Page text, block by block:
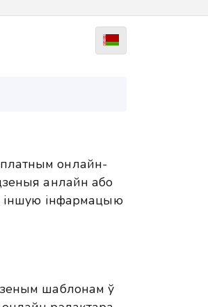
онлайн-
анлайн або
іншую інфармацыю
шаблонам ў